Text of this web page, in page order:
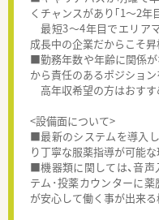
くチャンスがあり｢1～2年
最短3～4年目でエリア
成長中の企業だからこそ
■勤務年数や年齢に関係が
から責任のあるポジション
高年収希望の方はおすす
<設備面について>
■最新のシステムを導入し
り丁寧な服薬指導が可能な
■機器類に関しては、音
テム･投薬カウンターに薬
が安心して働く事が出来